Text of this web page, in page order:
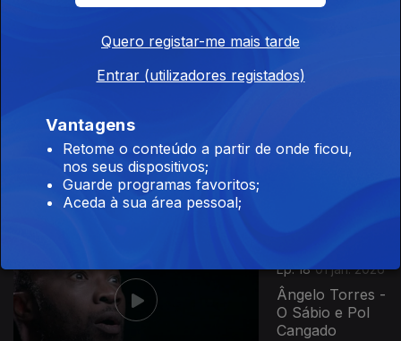
Verdades da
Olinda Beja - O
Ep. 18 01 jan. 2026
Ângelo Torres -
O Sábio e Pol
Cangado
Quero registar-me mais tarde
Entrar (utilizadores registados)
Vantagens
Retome o conteúdo a partir de onde ficou,
nos seus dispositivos;
Guarde programas favoritos;
Aceda à sua área pessoal;